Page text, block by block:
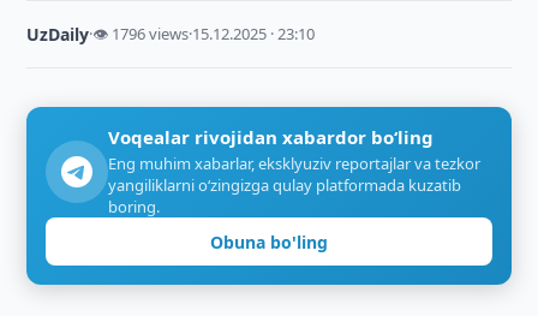
UzDaily·👁 1796 views·15.12.2025 · 23:10
Voqealar rivojidan xabardor bo‘ling
Eng muhim xabarlar, eksklyuziv reportajlar va tezkor
yangiliklarni o‘zingizga qulay platformada kuzatib
boring.
Obuna bo'ling